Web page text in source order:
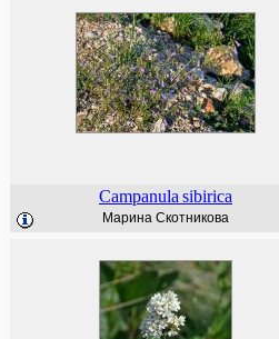
Campanula sibirica
Марина Скотникова